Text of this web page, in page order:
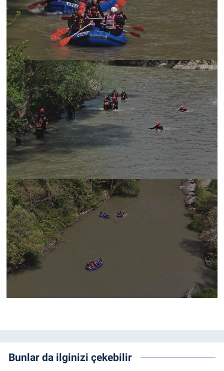
Bunlar da ilginizi çekebilir